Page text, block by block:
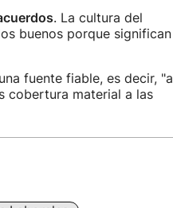
. La cultura del
buenos porque significan
fuente fiable, es decir, "a
cobertura material a las